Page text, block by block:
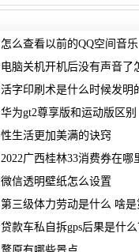
怎么查看以前的QQ空间音乐
电脑关机开机后没有声音了
活字印刷术是什么时候发明
华为gt2尊享版和运动版区别
性生活更加美满的诀窍
2022广西桂林33消费券在哪
微信透明壁纸怎么设置
第三级体力劳动是什么 啥
贷款车私自拆gps后果是什么